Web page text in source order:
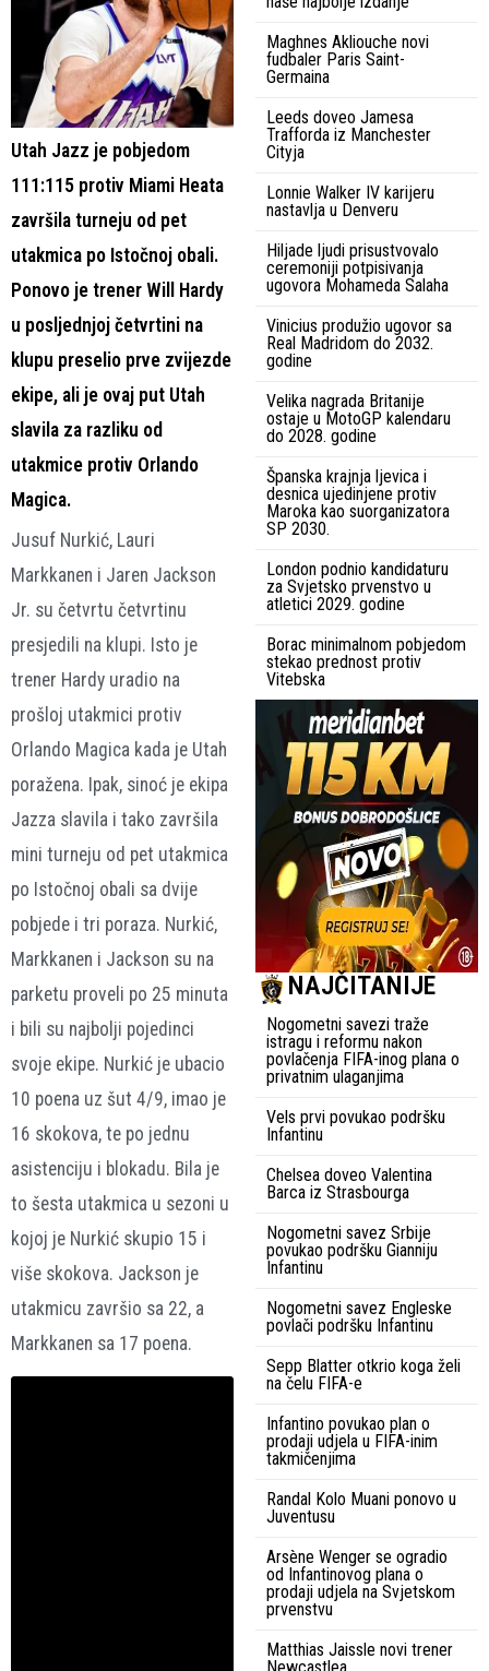
Utah Jazz je pobjedom
111:115 protiv Miami Heata
završila turneju od pet
utakmica po Istočnoj obali.
Ponovo je trener Will Hardy
u posljednjoj četvrtini na
klupu preselio prve zvijezde
ekipe, ali je ovaj put Utah
slavila za razliku od
utakmice protiv Orlando
Magica.
Jusuf Nurkić, Lauri
Markkanen i Jaren Jackson
Jr. su četvrtu četvrtinu
presjedili na klupi. Isto je
trener Hardy uradio na
prošloj utakmici protiv
Orlando Magica kada je Utah
poražena. Ipak, sinoć je ekipa
Jazza slavila i tako završila
mini turneju od pet utakmica
po Istočnoj obali sa dvije
pobjede i tri poraza. Nurkić,
Markkanen i Jackson su na
parketu proveli po 25 minuta
i bili su najbolji pojedinci
svoje ekipe. Nurkić je ubacio
10 poena uz šut 4/9, imao je
16 skokova, te po jednu
asistenciju i blokadu. Bila je
to šesta utakmica u sezoni u
kojoj je Nurkić skupio 15 i
više skokova. Jackson je
utakmicu završio sa 22, a
Markkanen sa 17 poena.
Maghnes Akliouche novi
fudbaler Paris Saint-
Germaina
Leeds doveo Jamesa
Trafforda iz Manchester
Cityja
Lonnie Walker IV karijeru
nastavlja u Denveru
Hiljade ljudi prisustvovalo
ceremoniji potpisivanja
ugovora Mohameda Salaha
Vinicius produžio ugovor sa
Real Madridom do 2032.
godine
Velika nagrada Britanije
ostaje u MotoGP kalendaru
do 2028. godine
Španska krajnja ljevica i
desnica ujedinjene protiv
Maroka kao suorganizatora
SP 2030.
London podnio kandidaturu
za Svjetsko prvenstvo u
atletici 2029. godine
Borac minimalnom pobjedom
stekao prednost protiv
Vitebska
NAJČITANIJE
Nogometni savezi traže
istragu i reformu nakon
povlačenja FIFA-inog plana o
privatnim ulaganjima
Vels prvi povukao podršku
Infantinu
Chelsea doveo Valentina
Barca iz Strasbourga
Nogometni savez Srbije
povukao podršku Gianniju
Infantinu
Nogometni savez Engleske
povlači podršku Infantinu
Sepp Blatter otkrio koga želi
na čelu FIFA-e
Infantino povukao plan o
prodaji udjela u FIFA-inim
takmičenjima
Randal Kolo Muani ponovo u
Juventusu
Arsène Wenger se ogradio
od Infantinovog plana o
prodaji udjela na Svjetskom
prvenstvu
Matthias Jaissle novi trener